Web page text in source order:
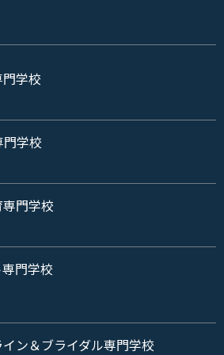
学校
学校
門学校
門学校
ン＆ブライダル専門学校